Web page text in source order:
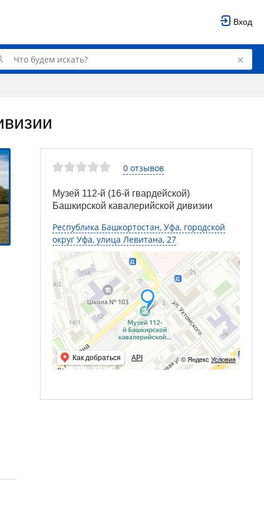
Вход
0 отзывов
Музей 112-й (16-й гвардейской)
Башкирской кавалерийской дивизии
Республика Башкортостан, Уфа, городской
округ Уфа, улица Левитана, 27
© Яндекс Условия
Как добраться API